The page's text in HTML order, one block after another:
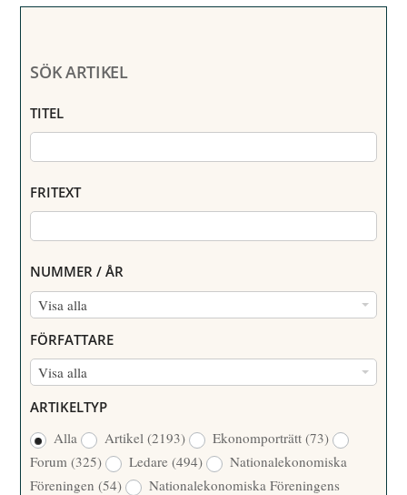
SÖK ARTIKEL
TITEL
FRITEXT
NUMMER / ÅR
Visa alla
N
M
M
/
Å
FÖRFATTARE
Visa alla
R
F
A
T
ARTIKELTYP
Alla
Artikel(2193) Ekonomporträtt(73)
Forum(325) Ledare(494)
Nationalekonomiska
Föreningen(54)
Nationalekonomiska Föreningens